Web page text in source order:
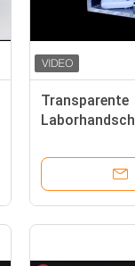
Transparente